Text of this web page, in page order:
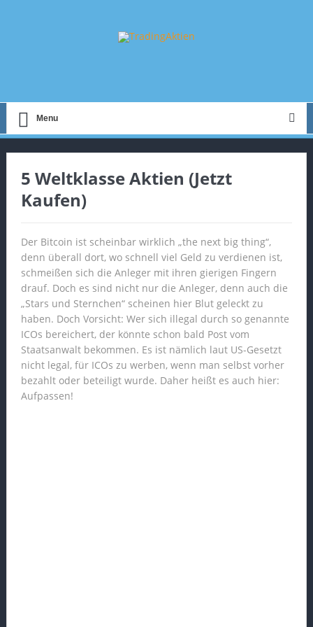
Menu
5 Weltklasse Aktien (Jetzt
Kaufen)
Der Bitcoin ist scheinbar wirklich „the next big thing“,
denn überall dort, wo schnell viel Geld zu verdienen ist,
schmeißen sich die Anleger mit ihren gierigen Fingern
drauf. Doch es sind nicht nur die Anleger, denn auch die
„Stars und Sternchen“ scheinen hier Blut geleckt zu
haben. Doch Vorsicht: Wer sich illegal durch so genannte
ICOs bereichert, der könnte schon bald Post vom
Staatsanwalt bekommen. Es ist nämlich laut US-Gesetzt
nicht legal, für ICOs zu werben, wenn man selbst vorher
bezahlt oder beteiligt wurde. Daher heißt es auch hier:
Aufpassen!